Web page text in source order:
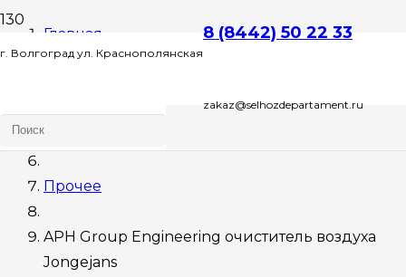
г. Волгоград ул. Краснополянская
д. 72 Л , этаж 2 офис 1
8 (8442) 50 22 33
zakaz@selhozdepartament.ru
Главная
Фасовочное
Прочее
APH Group Engineering очиститель воздуха
Jongejans